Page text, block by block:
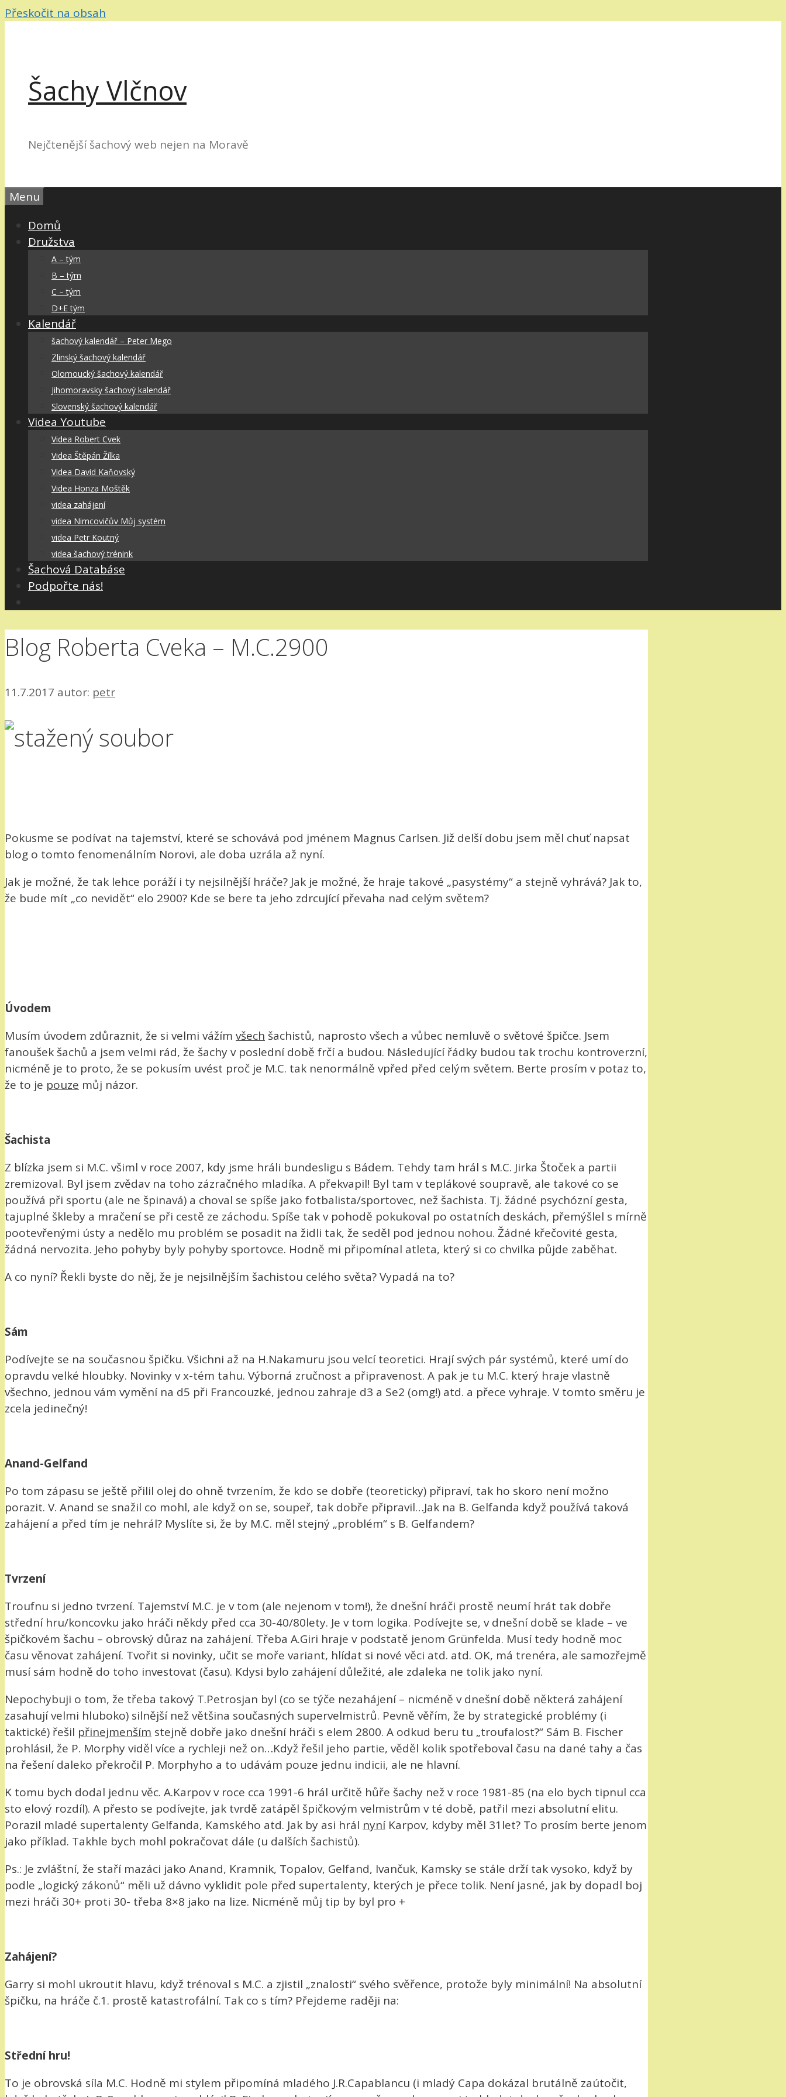
Přeskočit na obsah
Šachy Vlčnov
Nejčtenější šachový web nejen na Moravě
Menu
Domů
Družstva
A – tým
B – tým
C – tým
D+E tým
Kalendář
šachový kalendář – Peter Mego
Zlinský šachový kalendář
Olomoucký šachový kalendář
Jihomoravsky šachový kalendář
Slovenský šachový kalendář
Videa Youtube
Videa Robert Cvek
Videa Štěpán Žílka
Videa David Kaňovský
Videa Honza Moštěk
videa zahájení
videa Nimcovičův Můj systém
videa Petr Koutný
videa šachový trénink
Šachová Databáse
Podpořte nás!
Blog Roberta Cveka – M.C.2900
11.7.2017 autor: petr
Pokusme se podívat na tajemství, které se schovává pod jménem Magnus Carlsen. Již delší dobu jsem měl chuť napsat
blog o tomto fenomenálním Norovi, ale doba uzrála až nyní.
Jak je možné, že tak lehce poráží i ty nejsilnější hráče? Jak je možné, že hraje takové „pasystémy“ a stejně vyhrává? Jak to,
že bude mít „co nevidět“ elo 2900? Kde se bere ta jeho zdrcující převaha nad celým světem?
Úvodem
Musím úvodem zdůraznit, že si velmi vážím všech šachistů, naprosto všech a vůbec nemluvě o světové špičce. Jsem
fanoušek šachů a jsem velmi rád, že šachy v poslední době frčí a budou. Následující řádky budou tak trochu kontroverzní,
nicméně je to proto, že se pokusím uvést proč je M.C. tak nenormálně vpřed před celým světem. Berte prosím v potaz to,
že to je pouze můj názor.
Šachista
Z blízka jsem si M.C. všiml v roce 2007, kdy jsme hráli bundesligu s Bádem. Tehdy tam hrál s M.C. Jirka Štoček a partii
zremizoval. Byl jsem zvědav na toho zázračného mladíka. A překvapil! Byl tam v teplákové soupravě, ale takové co se
používá při sportu (ale ne špinavá) a choval se spíše jako fotbalista/sportovec, než šachista. Tj. žádné psychózní gesta,
tajuplné škleby a mračení se při cestě ze záchodu. Spíše tak v pohodě pokukoval po ostatních deskách, přemýšlel s mírně
pootevřenými ústy a nedělo mu problém se posadit na židli tak, že seděl pod jednou nohou. Žádné křečovité gesta,
žádná nervozita. Jeho pohyby byly pohyby sportovce. Hodně mi připomínal atleta, který si co chvilka půjde zaběhat.
A co nyní? Řekli byste do něj, že je nejsilnějším šachistou celého světa? Vypadá na to?
Sám
Podívejte se na současnou špičku. Všichni až na H.Nakamuru jsou velcí teoretici. Hrají svých pár systémů, které umí do
opravdu velké hloubky. Novinky v x-tém tahu. Výborná zručnost a připravenost. A pak je tu M.C. který hraje vlastně
všechno, jednou vám vymění na d5 při Francouzké, jednou zahraje d3 a Se2 (omg!) atd. a přece vyhraje. V tomto směru je
zcela jedinečný!
Anand-Gelfand
Po tom zápasu se ještě přilil olej do ohně tvrzením, že kdo se dobře (teoreticky) připraví, tak ho skoro není možno
porazit. V. Anand se snažil co mohl, ale když on se, soupeř, tak dobře připravil…Jak na B. Gelfanda když používá taková
zahájení a před tím je nehrál? Myslíte si, že by M.C. měl stejný „problém“ s B. Gelfandem?
Tvrzení
Troufnu si jedno tvrzení. Tajemství M.C. je v tom (ale nejenom v tom!), že dnešní hráči prostě neumí hrát tak dobře
střední hru/koncovku jako hráči někdy před cca 30-40/80lety. Je v tom logika. Podívejte se, v dnešní době se klade – ve
špičkovém šachu – obrovský důraz na zahájení. Třeba A.Giri hraje v podstatě jenom Grünfelda. Musí tedy hodně moc
času věnovat zahájení. Tvořit si novinky, učit se moře variant, hlídat si nové věci atd. atd. OK, má trenéra, ale samozřejmě
musí sám hodně do toho investovat (času). Kdysi bylo zahájení důležité, ale zdaleka ne tolik jako nyní.
Nepochybuji o tom, že třeba takový T.Petrosjan byl (co se týče nezahájení – nicméně v dnešní době některá zahájení
zasahují velmi hluboko) silnější než většina současných supervelmistrů. Pevně věřím, že by strategické problémy (i
taktické) řešil přinejmenším stejně dobře jako dnešní hráči s elem 2800. A odkud beru tu „troufalost?“ Sám B. Fischer
prohlásil, že P. Morphy viděl více a rychleji než on…Když řešil jeho partie, věděl kolik spotřeboval času na dané tahy a čas
na řešení daleko překročil P. Morphyho a to udávám pouze jednu indicii, ale ne hlavní.
K tomu bych dodal jednu věc. A.Karpov v roce cca 1991-6 hrál určitě hůře šachy než v roce 1981-85 (na elo bych tipnul cca
sto elový rozdíl). A přesto se podívejte, jak tvrdě zatápěl špičkovým velmistrům v té době, patřil mezi absolutní elitu.
Porazil mladé supertalenty Gelfanda, Kamského atd. Jak by asi hrál nyníKarpov, kdyby měl 31let? To prosím berte jenom
jako příklad. Takhle bych mohl pokračovat dále (u dalších šachistů).
Ps.: Je zvláštní, že staří mazáci jako Anand, Kramnik, Topalov, Gelfand, Ivančuk, Kamsky se stále drží tak vysoko, když by
podle „logický zákonů“ měli už dávno vyklidit pole před supertalenty, kterých je přece tolik. Není jasné, jak by dopadl boj
mezi hráči 30+ proti 30- třeba 8×8 jako na lize. Nicméně můj tip by byl pro +
Zahájení?
Garry si mohl ukroutit hlavu, když trénoval s M.C. a zjistil „znalosti“ svého svěřence, protože byly minimální! Na absolutní
špičku, na hráče č.1. prostě katastrofální. Tak co s tím? Přejdeme raději na:
Střední hru!
To je obrovská síla M.C. Hodně mi stylem připomíná mladého J.R.Capablancu (i mladý Capa dokázal brutálně zaútočit,